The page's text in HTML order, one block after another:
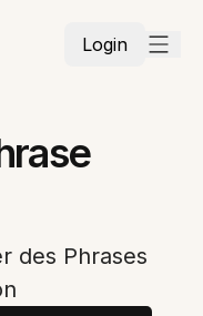
Login
des Phrases